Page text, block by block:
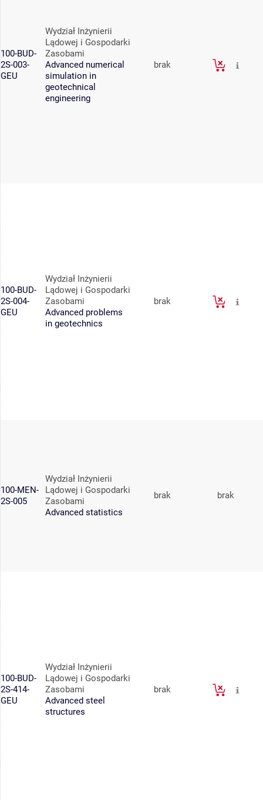
100-BUD-
2S-003-
GEU
Wydział Inżynierii
Lądowej i Gospodarki
Zasobami
Advanced numerical
simulation in
geotechnical
engineering
brak
100-BUD-
2S-004-
GEU
Wydział Inżynierii
Lądowej i Gospodarki
Zasobami
Advanced problems
in geotechnics
brak
100-MEN-
2S-005
Wydział Inżynierii
Lądowej i Gospodarki
Zasobami
Advanced statistics
brak brak
100-BUD-
2S-414-
GEU
Wydział Inżynierii
Lądowej i Gospodarki
Zasobami
Advanced steel
structures
brak